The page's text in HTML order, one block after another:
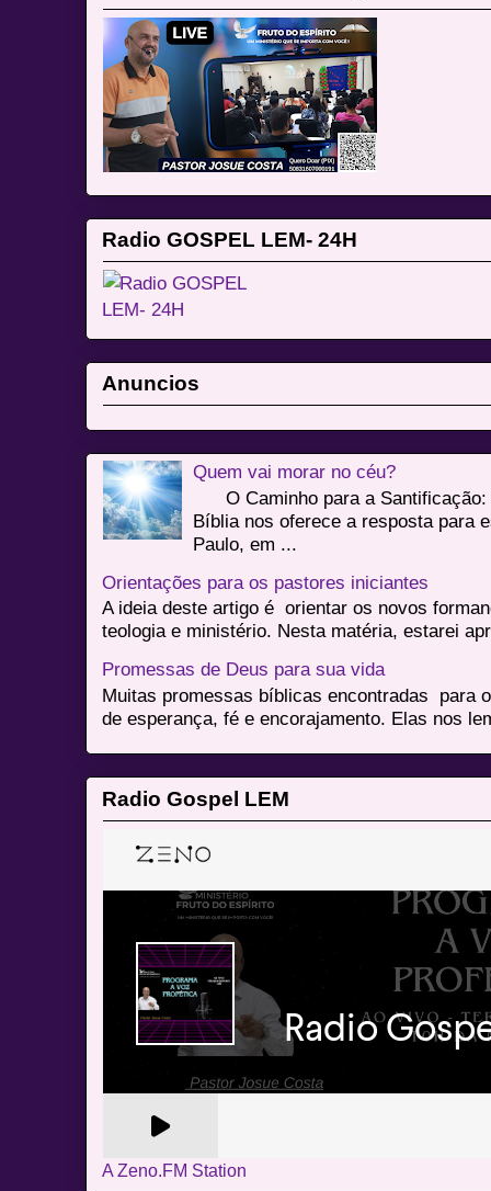
Radio GOSPEL LEM- 24H
Anuncios
Quem vai morar no céu?
O Caminho para a Santificação:
Bíblia nos oferece a resposta para
Paulo, em ...
Orientações para os pastores iniciantes
A ideia deste artigo é orientar os novos
teologia e ministério. Nesta matéria, estarei
Promessas de Deus para sua vida
Muitas promessas bíblicas encontradas para
de esperança, fé e encorajamento. Elas nos
Radio Gospel LEM
A Zeno.FM Station